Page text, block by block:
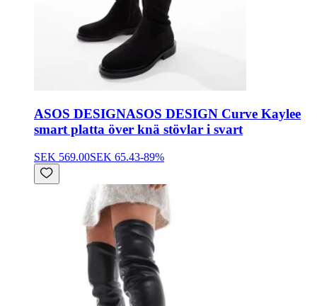
ASOS DESIGNASOS DESIGN Curve Kaylee
smart platta över knä stövlar i svart
SEK 569.00SEK 65.43-89%